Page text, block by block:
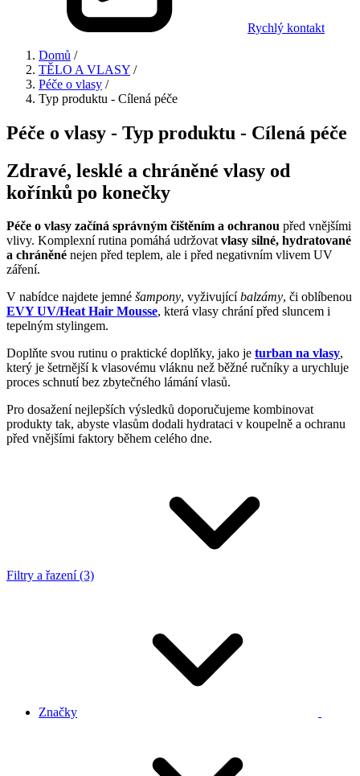
Rychlý kontakt
Domů /
TĚLO A VLASY /
Péče o vlasy /
Typ produktu - Cílená péče
Péče o vlasy - Typ produktu - Cílená péče
Zdravé, lesklé a chráněné vlasy od
kořínků po konečky
Péče o vlasy začíná správným čištěním a ochranou před vnějšími
vlivy. Komplexní rutina pomáhá udržovatvlasy silné, hydratované
a chráněné nejen před teplem, ale i před negativním vlivem UV
záření.
V nabídce najdete jemné šampony, vyživujícíbalzámy, či oblíbenou
EVY UV/Heat Hair Mousse, která vlasy chrání před sluncem i
tepelným stylingem.
Doplňte svou rutinu o praktické doplňky, jako je turban na vlasy,
který je šetrnější k vlasovému vláknu než běžné ručníky a urychluje
proces schnutí bez zbytečného lámání vlasů.
Pro dosažení nejlepších výsledků doporučujeme kombinovat
produkty tak, abyste vlasům dodali hydrataci v koupelně a ochranu
před vnějšími faktory během celého dne.
Filtry a řazení (3)
Značky